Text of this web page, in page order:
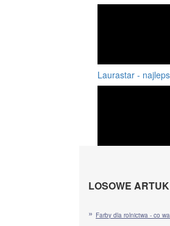
Laurastar -
LOSOWE
Farby dla rolnictwa - co